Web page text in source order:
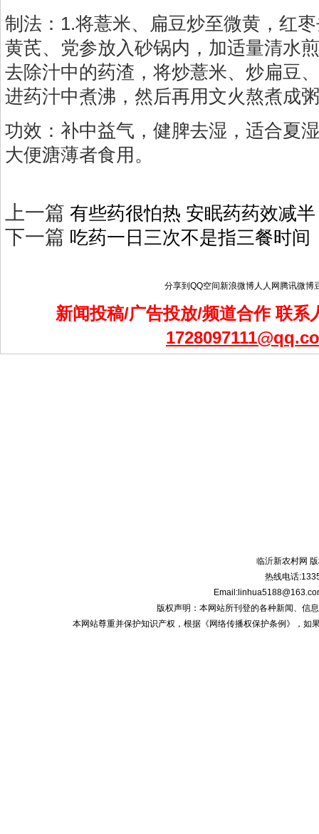
制法：1.将薏米、扁豆炒至微黄，红
黄芪、党参放入砂锅内，加适量清水
去除汁中的药渣，将炒薏米、炒扁豆
进药汁中煮沸，然后再用文火熬煮成
功效：补中益气，健脾去湿，适合夏
大便溏薄者食用。
上一篇 有些药很怕热 安眠药药效减半
下一篇 吃药一日三次不是指三餐时间
分享到 QQ空间新浪微博人人网 腾讯微博
新闻投稿/广告投放/频道合作 联系
临沂新农村网
热线电话
版权声明：本网站所刊登的各种新闻、信
本网站尊重并保护知识产权，根据《网络传播权保护条例》，如